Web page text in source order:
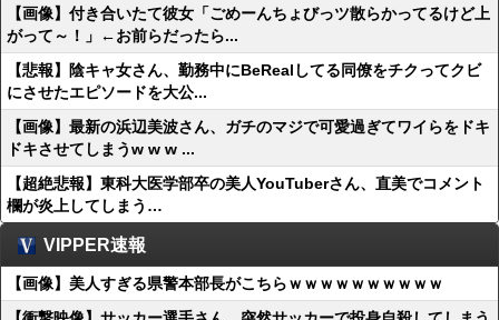
【画像】付き合いたて彼女「ごめーんちょびっツ散らかってるけど上
がって～！」←お前らだったら...
【悲報】陰キャ女さん、勤務中にBeRealしてる同僚をチクってクビ
にさせたエピソードを大公...
【画像】最新の浜辺美波さん、ガチのマジで可愛過ぎてワイらをドキ
ドキさせてしまうw w w ...
【超絶悲報】東科大医学部卒の美人YouTuberさん、直美でコメント
欄が炎上してしまう…
VIPPER速報
【画像】美人すぎる県警本部長がこちらｗｗｗｗｗｗｗｗｗｗ